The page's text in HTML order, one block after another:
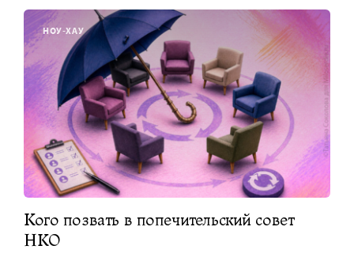
НОУ-ХАУ
Кого позвать в попечительский совет
НКО